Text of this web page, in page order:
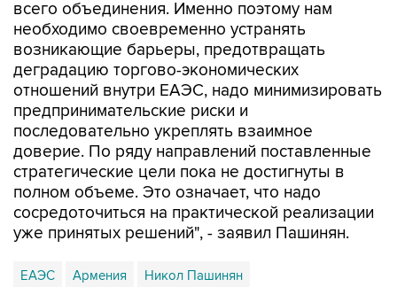
всего объединения. Именно поэтому нам
необходимо своевременно устранять
возникающие барьеры, предотвращать
деградацию торгово-экономических
отношений внутри ЕАЭС, надо минимизировать
предпринимательские риски и
последовательно укреплять взаимное
доверие. По ряду направлений поставленные
стратегические цели пока не достигнуты в
полном объеме. Это означает, что надо
сосредоточиться на практической реализации
уже принятых решений", - заявил Пашинян.
ЕАЭС Армения Никол Пашинян